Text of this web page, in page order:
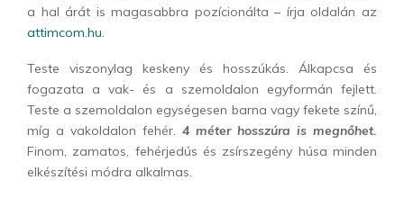
a hal árát is magasabbra pozícionálta – írja oldalán az
attimcom.hu.
Teste viszonylag keskeny és hosszúkás. Álkapcsa és
fogazata a vak- és a szemoldalon egyformán fejlett.
Teste a szemoldalon egységesen barna vagy fekete színű,
míg a vakoldalon fehér. 4 méter hosszúra is megnőhet.
Finom, zamatos, fehérjedús és zsírszegény húsa minden
elkészítési módra alkalmas.